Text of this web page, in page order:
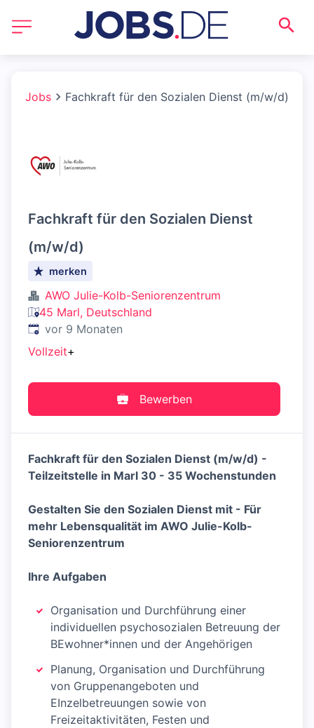
Jobs Fachkraft für den Sozialen Dienst (m/w/d)
Fachkraft für den Sozialen Dienst
(m/w/d)
merken
AWO Julie-Kolb-Seniorenzentrum
45 Marl, Deutschland
Veröffentlicht:
vor 9 Monaten
Vollzeit+
Bewerben
Fachkraft für den Sozialen Dienst (m/w/d) -
Teilzeitstelle in Marl 30 - 35 Wochenstunden
Gestalten Sie den Sozialen Dienst mit - Für
mehr Lebensqualität im AWO Julie-Kolb-
Seniorenzentrum
Ihre Aufgaben
Organisation und Durchführung einer
individuellen psychosozialen Betreuung der
BEwohner*innen und der Angehörigen
Planung, Organisation und Durchführung
von Gruppenangeboten und
EInzelbetreuungen sowie von
Freizeitaktivitäten, Festen und